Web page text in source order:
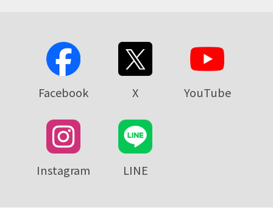
Facebook X YouTube
Instagram LINE